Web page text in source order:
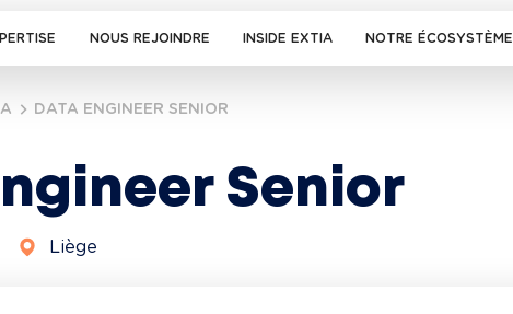
NOUS REJOINDRE INSIDE EXTIA NOTRE ÉCOSYSTÈME
DATA ENGINEER SENIOR
Senior
Liège